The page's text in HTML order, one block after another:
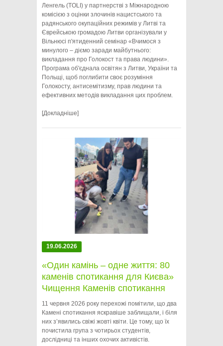
Ленгель (TOLI) у партнерстві з Міжнародною
комісією з оцінки злочинів нацистського та
радянського окупаційних режимів у Литві та
Єврейською громадою Литви організували у
Вільнюсі п'ятиденний семінар «Вчимося з
минулого – діємо заради майбутнього:
викладання про Голокост та права людини».
Програма об'єднала освітян з Литви, України та
Польщі, щоб поглибити своє розуміння
Голокосту, антисемітизму, прав людини та
ефективних методів викладання цих проблем.
[Докладніше]
19.06.2026
«Один камінь – одне життя: 80
каменів спотикання для Києва»
Чищення Каменів спотикання
11 червня 2026 року перехожі помітили, що два
Камені спотикання яскравіше заблищали, і біля
них зʼявились свіжі жовті квіти. Це тому, що їх
почистила група з чотирьох студентів,
дослідниці та інших охочих активістів.